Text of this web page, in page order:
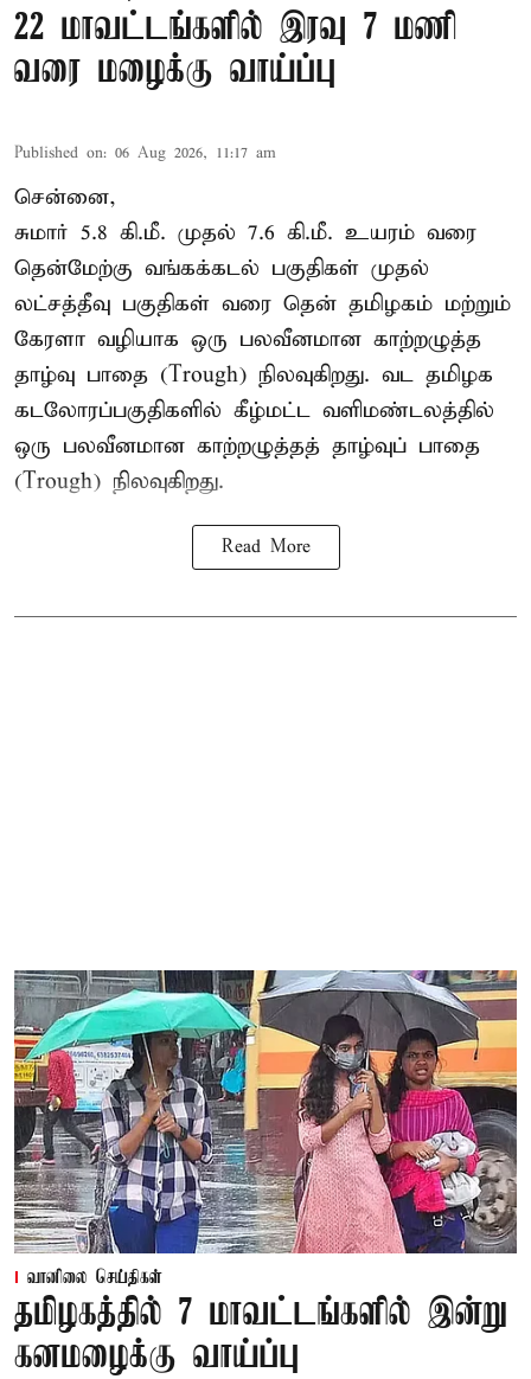
22 மாவட்டங்களில் இரவு 7 மணி
வரை மழைக்கு வாய்ப்பு
Published on: 06 Aug 2026, 11:17 am
சென்னை,
சுமார் 5.8 கி.மீ. முதல் 7.6 கி.மீ. உயரம் வரை
தென்மேற்கு வங்கக்கடல் பகுதிகள் முதல்
லட்சத்தீவு பகுதிகள் வரை தென் தமிழகம் மற்றும்
கேரளா வழியாக ஒரு பலவீனமான காற்றழுத்த
தாழ்வு பாதை (Trough) நிலவுகிறது. வட தமிழக
கடலோரப்பகுதிகளில் கீழ்மட்ட வளிமண்டலத்தில்
ஒரு பலவீனமான காற்றழுத்தத் தாழ்வுப் பாதை
(Trough) நிலவுகிறது.
Read More
வானிலை செய்திகள்
தமிழகத்தில் 7 மாவட்டங்களில் இன்று
கனமழைக்கு வாய்ப்பு